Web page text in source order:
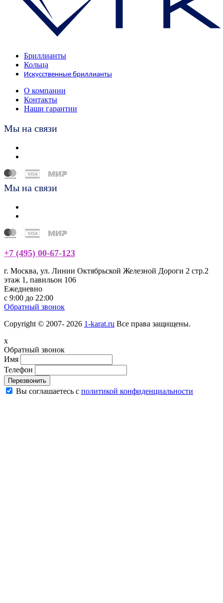
Бриллианты
Кольца
Искусственные бриллианты
О компании
Контакты
Наши гарантии
Мы на связи
Мы на связи
+7 (495) 00-67-123
г. Москва, ул. Линии Октябрьской Железной Дороги 2 стр.2
этаж 1, павильон 106
Ежедневно
с 9:00 до 22:00
Обратный звонок
Copyright © 2007- 2026 1-karat.ru Все права защищены.
x
Обратный звонок
Имя
Телефон
Перезвонить
Вы соглашаетесь с политикой конфиденциальности